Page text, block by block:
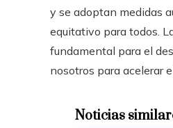
y se adoptan medidas
equitativo para todos.
fundamental para el
nosotros para acelerar
Noticias